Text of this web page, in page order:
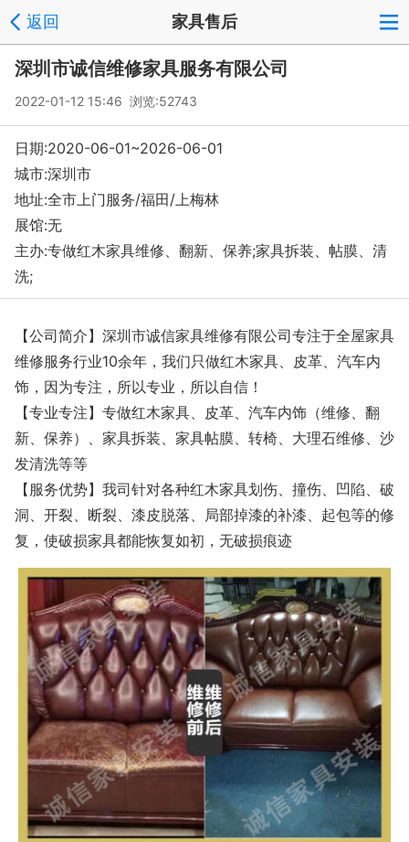
返回 家具售后
深圳市诚信维修家具服务有限公司
2022-01-12 15:46 浏览:52743
日期:2020-06-01~2026-06-01
城市:深圳市
地址:全市上门服务/福田/上梅林
展馆:无
主办:专做红木家具维修、翻新、保养;家具拆装、帖膜、清
洗;
【公司简介】深圳市诚信家具维修有限公司专注于全屋家具
维修服务行业10余年，我们只做红木家具、皮革、汽车内
饰，因为专注，所以专业，所以自信！
【专业专注】专做红木家具、皮革、汽车内饰（维修、翻
新、保养）、家具拆装、家具帖膜、转椅、大理石维修、沙
发清洗等等
【服务优势】我司针对各种红木家具划伤、撞伤、凹陷、破
洞、开裂、断裂、漆皮脱落、局部掉漆的补漆、起包等的修
复，使破损家具都能恢复如初，无破损痕迹